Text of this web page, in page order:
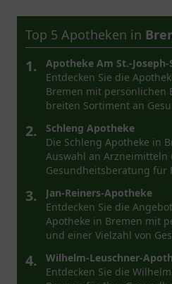
Top 5 Apotheken in
1.
Apotheke Am St.-
Entdecken Sie die
Bremen mit persönlichen
breiten Sortiment an
2.
Schleng Apotheke
Die Schleng Apotheke in
Auswahl an Arzneimitteln
Gesundheitsberatung für
3.
Jan-Reiners-Apotheke
Entdecken Sie die
Apotheke in Bremen mit
und einer Vielzahl von
4.
Wilhelm-Leuschner-
Entdecken Sie die